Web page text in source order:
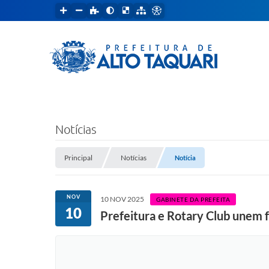
Notícias
Principal Notícias Notícia
NOV
10
10 NOV 2025 GABINETE DA PREFEITA
Prefeitura e Rotary Club unem